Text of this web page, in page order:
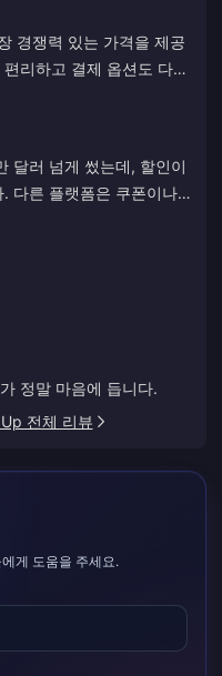
경쟁력 있는 가격을 제공
리하고 결제 옵션도 다양
달러 넘게 썼는데, 할인이
다른 플랫폼은 쿠폰이나
정말 마음에 듭니다.
전체 리뷰
게 도움을 주세요.